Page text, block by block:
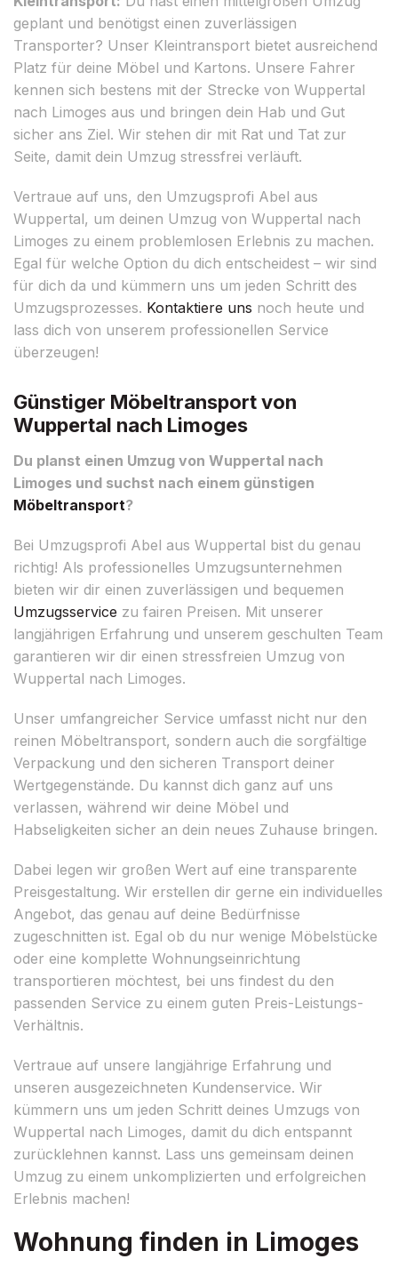
geplant und benötigst einen zuverlässigen
Transporter? Unser Kleintransport bietet ausreichend
Platz für deine Möbel und Kartons. Unsere Fahrer
kennen sich bestens mit der Strecke von Wuppertal
nach Limoges aus und bringen dein Hab und Gut
sicher ans Ziel. Wir stehen dir mit Rat und Tat zur
Seite, damit dein Umzug stressfrei verläuft.
Vertraue auf uns, den Umzugsprofi Abel aus
Wuppertal, um deinen Umzug von Wuppertal nach
Limoges zu einem problemlosen Erlebnis zu machen.
Egal für welche Option du dich entscheidest – wir sind
für dich da und kümmern uns um jeden Schritt des
Umzugsprozesses. Kontaktiere uns noch heute und
lass dich von unserem professionellen Service
überzeugen!
Günstiger Möbeltransport von
Wuppertal nach Limoges
Du planst einen Umzug von Wuppertal nach
Limoges und suchst nach einem günstigen
Möbeltransport?
Bei Umzugsprofi Abel aus Wuppertal bist du genau
richtig! Als professionelles Umzugsunternehmen
bieten wir dir einen zuverlässigen und bequemen
Umzugsservice zu fairen Preisen. Mit unserer
langjährigen Erfahrung und unserem geschulten Team
garantieren wir dir einen stressfreien Umzug von
Wuppertal nach Limoges.
Unser umfangreicher Service umfasst nicht nur den
reinen Möbeltransport, sondern auch die sorgfältige
Verpackung und den sicheren Transport deiner
Wertgegenstände. Du kannst dich ganz auf uns
verlassen, während wir deine Möbel und
Habseligkeiten sicher an dein neues Zuhause bringen.
Dabei legen wir großen Wert auf eine transparente
Preisgestaltung. Wir erstellen dir gerne ein individuelles
Angebot, das genau auf deine Bedürfnisse
zugeschnitten ist. Egal ob du nur wenige Möbelstücke
oder eine komplette Wohnungseinrichtung
transportieren möchtest, bei uns findest du den
passenden Service zu einem guten Preis-Leistungs-
Verhältnis.
Vertraue auf unsere langjährige Erfahrung und
unseren ausgezeichneten Kundenservice. Wir
kümmern uns um jeden Schritt deines Umzugs von
Wuppertal nach Limoges, damit du dich entspannt
zurücklehnen kannst. Lass uns gemeinsam deinen
Umzug zu einem unkomplizierten und erfolgreichen
Erlebnis machen!
Wohnung finden in Limoges